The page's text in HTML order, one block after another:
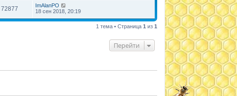
72877
ImAlanPO
18 сен 2018, 20:19
1 тема • Страница 1 из 1
Перейти